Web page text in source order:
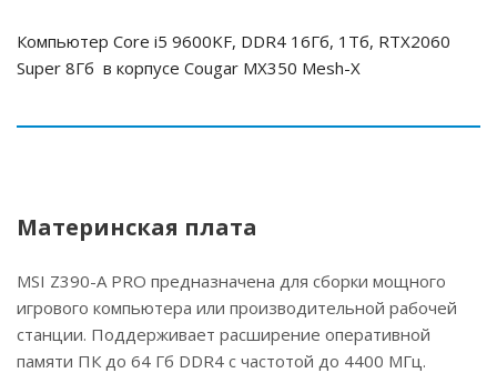
Компьютер Core i5 9600KF, DDR4 16Гб, 1Тб, RTX2060
Super 8Гб в корпусе Cougar MX350 Mesh-X
Материнская плата
MSI Z390-A PRO предназначена для сборки мощного
игрового компьютера или производительной рабочей
станции. Поддерживает расширение оперативной
памяти ПК до 64 Гб DDR4 с частотой до 4400 МГц.